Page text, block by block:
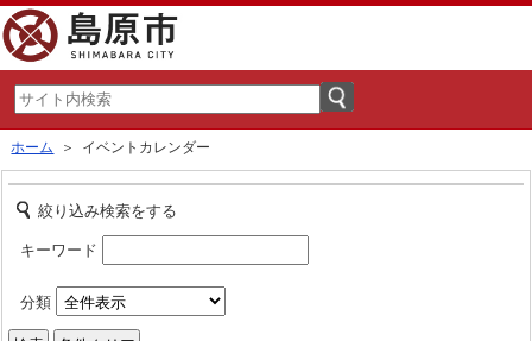
ホーム ＞ イベントカレンダー
絞り込み検索をする
キーワード
分類